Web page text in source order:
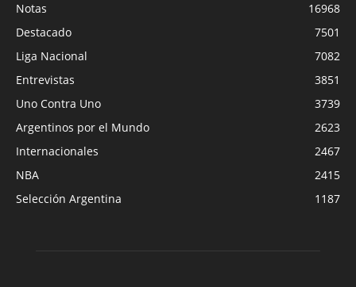
Notas
16968
Destacado
7501
Liga Nacional
7082
Entrevistas
3851
Uno Contra Uno
3739
Argentinos por el Mundo
2623
Internacionales
2467
NBA
2415
Selección Argentina
1187